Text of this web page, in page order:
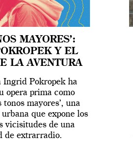
MAYORES’:
Y EL
LA AVENTURA
Ingrid Pokropek ha
opera prima como
tonos mayores’, una
que expone los
vicisitudes de una
de extrarradio.